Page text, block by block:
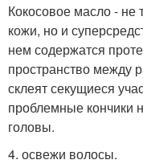
Кокосовое масло - не
кожи, но и
нем содержатся
пространство между
склеят секущиеся
проблемные кончики
головы.
4. освежи волосы.